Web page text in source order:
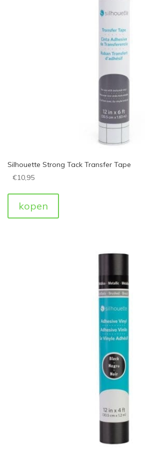
Silhouette Strong Tack Transfer Tape
€10,95
kopen